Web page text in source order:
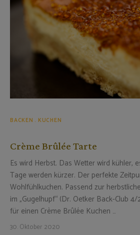
BACKEN KUCHEN
Crème Brûlée Tarte
Es wird Herbst. Das Wetter wird kühler,
Tage werden kürzer. Der perfekte
Wohlfühlkuchen. Passend zur
im „Gugelhupf“ (Dr. Oetker Back-Club
für einen Crème Brûlée Kuchen …
30. Oktober 2020